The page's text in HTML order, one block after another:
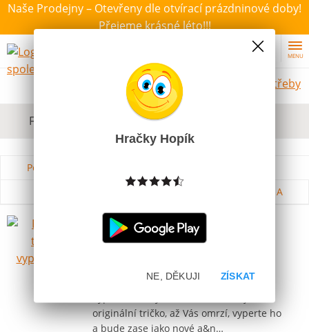
Naše Prodejny – Otevřeny dle otvírací prázdninové doby!
Přejeme krásné léto!!!
MENU
Školní potřeby
Filtrovat dle dostupnosti, ceny, výrobce
Podle názvu od A do Z
Podle názvu od Z do A
Fixy na textil vypratelné 6ks
Skladem
Nejprodávanější
originální tričko, až Vás omrzí, vyperte ho
a bude zase jako nové a&n…
Hračky Hopík
ZÍSKAT
NE, DĚKUJI